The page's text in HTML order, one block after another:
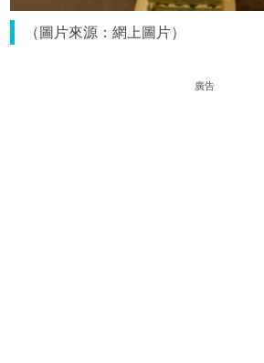
（圖片來源：網上圖片）
廣告